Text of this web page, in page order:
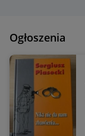
Ogłoszenia